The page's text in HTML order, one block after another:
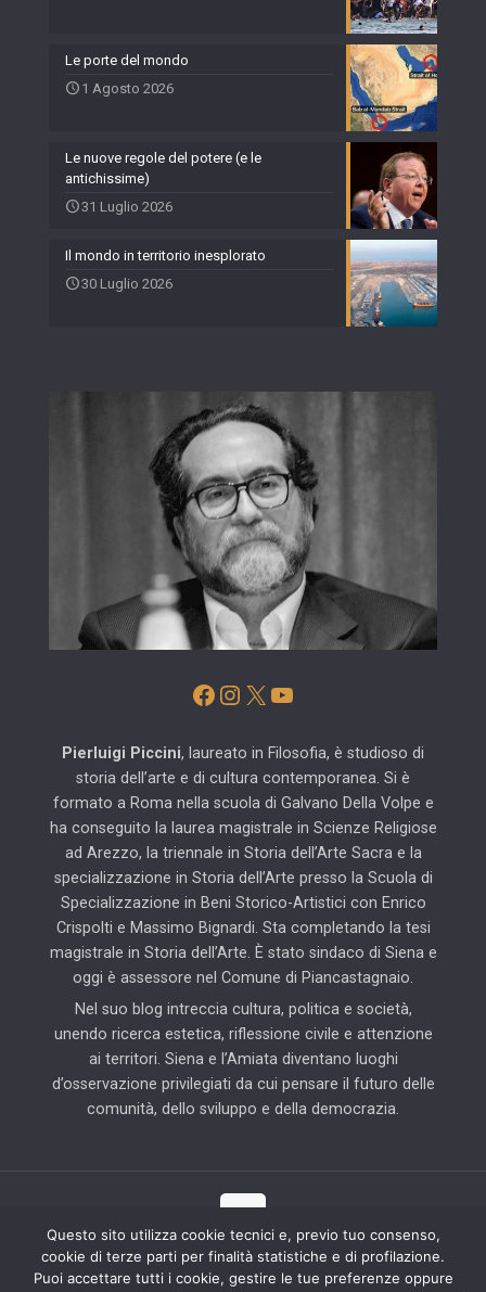
Le porte del mondo
1 Agosto 2026
Le nuove regole del potere (e le
antichissime)
31 Luglio 2026
Il mondo in territorio inesplorato
30 Luglio 2026
Facebook
Instagram
X YouTube
Pierluigi Piccini, laureato in Filosofia, è studioso di
storia dell’arte e di cultura contemporanea. Si è
formato a Roma nella scuola di Galvano Della Volpe e
ha conseguito la laurea magistrale in Scienze Religiose
ad Arezzo, la triennale in Storia dell’Arte Sacra e la
specializzazione in Storia dell’Arte presso la Scuola di
Specializzazione in Beni Storico-Artistici con Enrico
Crispolti e Massimo Bignardi. Sta completando la tesi
magistrale in Storia dell’Arte. È stato sindaco di Siena e
oggi è assessore nel Comune di Piancastagnaio.
Nel suo blog intreccia cultura, politica e società,
unendo ricerca estetica, riflessione civile e attenzione
ai territori. Siena e l’Amiata diventano luoghi
d’osservazione privilegiati da cui pensare il futuro delle
comunità, dello sviluppo e della democrazia.
© 2025 Il Blog di Pierluigi Piccini | Tutti i diritti riservati | Partner
tecnico: Hab Solution
Questo sito utilizza cookie tecnici e, previo tuo consenso,
cookie di terze parti per finalità statistiche e di profilazione.
Puoi accettare tutti i cookie, gestire le tue preferenze oppure